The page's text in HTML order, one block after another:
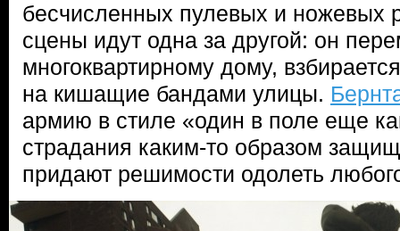
бесчисленных пулевых и ножевых
сцены идут одна за другой: он
многоквартирному дому,
на кишащие бандами улицы.
армию в стиле «один в поле еще
страдания каким-то образом
придают решимости одолеть